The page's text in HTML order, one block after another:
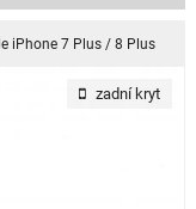
iPhone 7 Plus / 8 Plus
zadní kryt